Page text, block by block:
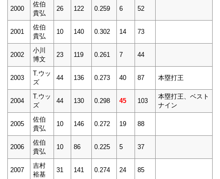
2000
佐伯
貴弘
26 122 0.259 6 52
2001
佐伯
貴弘
10 140 0.302 14 73
2002
小川
博文
23 119 0.261 7 44
2003
T.ウッ
ズ
44 136 0.273 40 87 本塁打王
2004
T.ウッ
ズ
44 130 0.298 45 103
本塁打王、ベスト
ナイン
2005
佐伯
貴弘
10 146 0.272 19 88
2006
佐伯
貴弘
10 86 0.225 5 37
2007
吉村
裕基
31 141 0.274 24 85